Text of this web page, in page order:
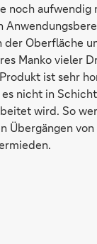
noch aufwendig
der Oberfläche
Manko vieler
ist sehr
nicht in
wird. So
Übergängen